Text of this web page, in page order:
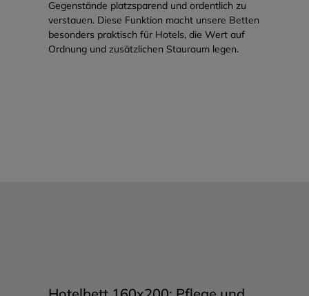
besonders praktisch für Hotels, die Wert auf
Ordnung und zusätzlichen Stauraum legen.